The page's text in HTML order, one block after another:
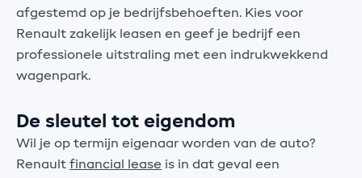
afgestemd op je bedrijfsbehoeften. Kies voor
Renault zakelijk leasen en geef je bedrijf een
professionele uitstraling met een indrukwekkend
wagenpark.
De sleutel tot eigendom
Wil je op termijn eigenaar worden van de auto?
Renault financial lease is in dat geval een